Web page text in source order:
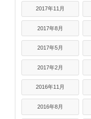
2017年11月
2017年8月
2017年5月
2017年2月
2016年11月
2016年8月